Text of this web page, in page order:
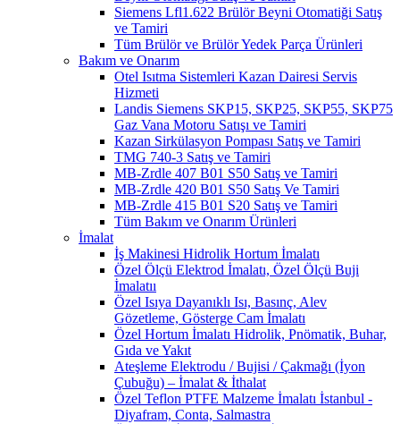
Siemens Lfl1.622 Brülör Beyni Otomatiği Satış
ve Tamiri
Tüm Brülör ve Brülör Yedek Parça Ürünleri
Bakım ve Onarım
Otel Isıtma Sistemleri Kazan Dairesi Servis
Hizmeti
Landis Siemens SKP15, SKP25, SKP55, SKP75
Gaz Vana Motoru Satışı ve Tamiri
Kazan Sirkülasyon Pompası Satış ve Tamiri
TMG 740-3 Satış ve Tamiri
MB-Zrdle 407 B01 S50 Satış ve Tamiri
MB-Zrdle 420 B01 S50 Satış Ve Tamiri
MB-Zrdle 415 B01 S20 Satış ve Tamiri
Tüm Bakım ve Onarım Ürünleri
İmalat
İş Makinesi Hidrolik Hortum İmalatı
Özel Ölçü Elektrod İmalatı, Özel Ölçü Buji
İmalatıı
Özel Isıya Dayanıklı Isı, Basınç, Alev
Gözetleme, Gösterge Cam İmalatı
Özel Hortum İmalatı Hidrolik, Pnömatik, Buhar,
Gıda ve Yakıt
Ateşleme Elektrodu / Bujisi / Çakmağı (İyon
Çubuğu) – İmalat & İthalat
Özel Teflon PTFE Malzeme İmalatı İstanbul -
Diyafram, Conta, Salmastra